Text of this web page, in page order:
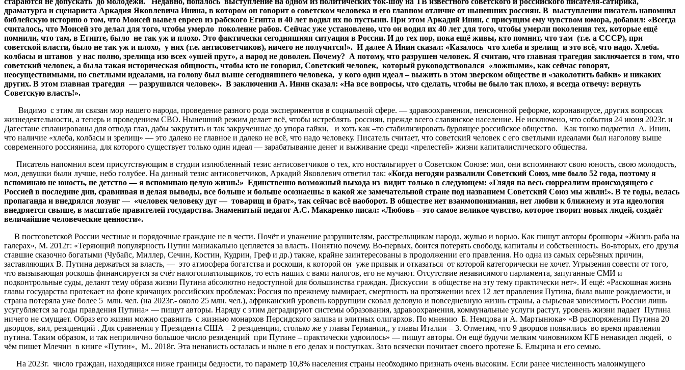
драматурга и сценариста Аркадия Яковлевича Инина, в котором он говорит о советском человека и его главном отличие от нынешних россиян. В выступлении писатель напомнил
библейскую историю о том, что Моисей вывел евреев из рабского Египта и 40 лет водил их по пустыни. При этом Аркадий Инин, с присущим ему чувством юмора, добавил: «Всегда
считалось, что Моисей это делал для того, чтобы умерло поколение рабов. Сейчас уже установлено, что он водил их 40 лет для того, чтобы умерли поколения тех, которые ещё
помнили, что там, в Египте, было не так уж и плохо. Это фактически сегодняшняя ситуация в России. И до тех пор, пока ещё живы, кто помнит, что там (т.е. а СССР), при
советской власти, было не так уж и плохо, у них (т.е. антисоветчиков), ничего не получится!». И далее А Инин сказал: «Казалось что хлеба и зрелищ и это всё, что надо. Хлеба.
колбасы и штанов у нас полно, зрелища изо всех «ушей прут», а народ не доволен. Почему? А потому, что разрушен человек. Я считаю, что главная трагедия заключается в том, что
советский человек, а была такая историческая общность, чтобы кто не говорил, Советский человек, который руководствовался «ложными», как сейчас говорят,
неосуществимыми, но светлыми идеалами, на голову был выше сегодняшнего человека, у кого один идеал – выжить в этом зверском обществе и «заколотить бабки» и никаких
других. В этом главная трагедия — разрушился человек». В заключении А. Инин сказал: «На все вопросы, что сделать, чтобы не было так плохо, я всегда отвечу: вернуть
Советскую власть!».
Видимо с этим ли связан мор нашего народа, проведение разного рода экспериментов в социальной сфере. — здравоохранении, пенсионной реформе, коронавирусе, других вопросах
жизнедеятельности, а теперь и проведением СВО. Нынешний режим делает всё, чтобы истреблять россиян, прежде всего славянское население. Не исключено, что события 24 июня 2023г. и
Дагестане спланированы для отвода глаз, дабы закрутить и так закрученные до упора гайки, и хоть как –то стабилизировать бурлящее российское общество. Как тонко подметил А. Инин,
что наличие «хлеба, колбасы и зрелищ» — это далеко не главное и далеко не всё, что надо человеку. Писатель считает, что советский человек с его светлыми идеалами был наголову выше
современного россиянина, для которого существует только один идеал — зарабатывание денег и выживание среди «прелестей» жизни капиталистического общества.
Писатель напомнил всем присутствующим в студии излюбленный тезис антисоветчиков о тех, кто ностальгирует о Советском Союзе: мол, они вспоминают свою юность, свою молодость,
мол, девушки были лучше, небо голубее. На данный тезис антисоветчиков, Аркадий Яковлевич ответил так: «Когда негодяи развалили Советский Союз, мне было 52 года, поэтому я
вспоминаю не юность, не детство — я вспоминаю целую жизнь!» Единственно возможный выхода из видит только в следующем: «Глядя на весь сюрреализм происходящего с
Россией в последние дни, сравнивая и делая выводы, все больше и больше осознаешь: в какой же замечательной стране под названием Советский Союз мы жили!». В те годы, велась
пропаганда и внедрялся лозунг — «человек человеку дуг — товарищ и брат», так сейчас всё наоборот. В обществе нет взаимопонимания, нет любви к ближнему и эта идеология
внедряется свыше, в масштабе правителей государства. Знаменитый педагог А.С. Макаренко писал: «Любовь – это самое великое чувство, которое творит новых людей, создаёт
величайшие человеческие ценности».
В постсоветской России честные и порядочные граждане не в чести. Почёт и уважение разрушителям, расстрельщикам народа, жулью и ворью. Как пишут авторы брошюры «Жизнь раба на
галерах», М. 2012г: «Теряющий популярность Путин маниакально цепляется за власть. Понятно почему. Во-первых, боится потерять свободу, капиталы и собственность. Во-вторых, его друзья
ставшие сказочно богатыми (Чубайс, Миллер, Сечин, Костин, Кудрин, Греф и др.) также, крайне заинтересованы в продолжении его правления. Но одна из самых серьёзных причин,
заставляющих В. Путина держаться за власть, — это атмосфера богатства и роскоши, к которой он уже привык и отказаться от которой категорически не хочет. Угрызения совести от того,
что вызывающая роскошь финансируется за счёт налогоплатильщиков, то есть наших с вами налогов, его не мучают. Отсутствие независимого парламента, запуганные СМИ и
подконтрольные суды, делают тему образа жизни Путина абсолютно недоступной для большинства граждан. Дискуссии в обществе на эту тему практически нет». И ещё: «Раскошная жизнь
главы государства протекает на фоне кричащих российских проблемах: Россия по прежнему вымирает, смертность на протяжении всех 12 лет правления Путина, была выше рождаемости, и
страна потеряла уже более 5 млн. чел. (на 2023г.- около 25 млн. чел.), африканский уровень коррупции сковал деловую и повседневную жизнь страны, а сырьевая зависимость России лишь
усугубляется за годы правдения Путина» — пишут авторы. Наряду с этим деградируют системы образования, здравоохранения, коммунальные услуги растут, уровень жизни падает Путина
ничего не смущает. Образ его жизни можно сравнить с жизнью монархов Персидского залива и элитных олигархов. По мнению Б. Немцова и А. Мартынюка» «В распоряжении Путина 20
дворцов, вил, резиденций . Для сравнения у Президента США – 2 резиденции, столько же у главы Германии,, у главы Италии – 3. Отметим, что 9 дворцов появились во время правления
путина. Таким образом, и так неприлично большое число резиденций при Путине – практически удвоилось» — пишут авторы. Он ещё будучи мелким чиновником КГБ ненавидел людей, о
чём пишет Млечин в книге «Путин», М.. 2018г. Эта ненависть осталась и ныне в его делах и поступках. Зато всячески почитает своего протеже Б. Ельцина и его семью.
На 2023г. число граждан, находящихся ниже границы бедности, то параметр 10,8% населения страны необходимо признать очень высоким. Если ранее численность малоимущего